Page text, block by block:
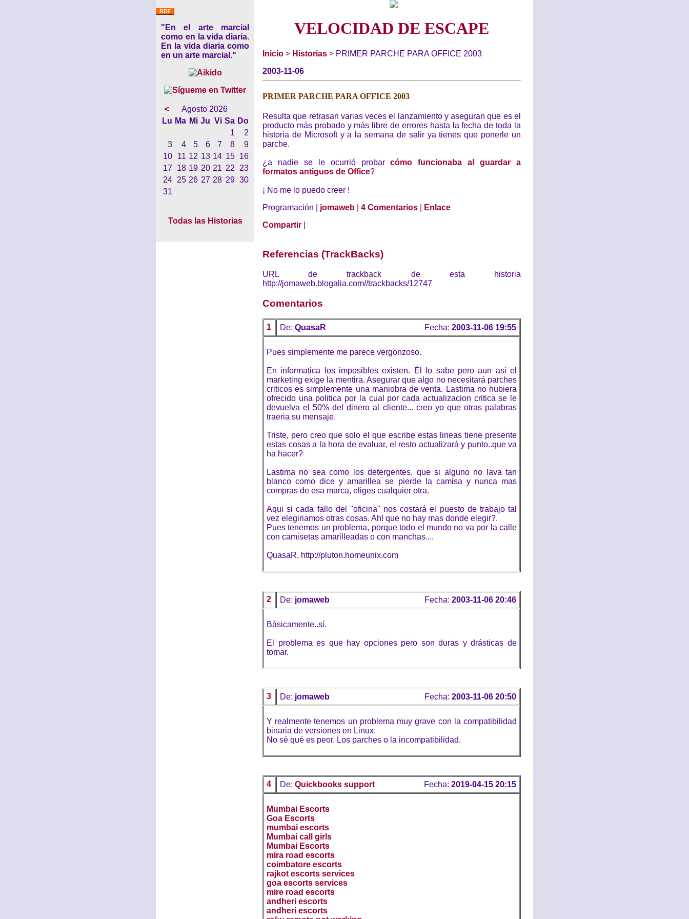
"En el arte marcial
como en la vida diaria.
En la vida diaria como
en un arte marcial."
<
Agosto 2026
Lu Ma Mi Ju Vi Sa Do
1
2
3
4 5 6 7 8
9
10
11 12 13 14 15
16
17
18 19 20 21 22
23
24
25 26 27 28 29 30
31
Todas las Historias
VELOCIDAD DE ESCAPE
Inicio > Historias > PRIMER PARCHE PARA OFFICE 2003
2003-11-06
PRIMER PARCHE PARA OFFICE 2003
Resulta que retrasan varias veces el lanzamiento y aseguran que es el
producto más probado y más libre de errores hasta la fecha de toda la
historia de Microsoft y a la semana de salir ya tienes que ponerle un
parche.
¿a nadie se le ocurrió probarcómo funcionaba al guardar a
formatos antiguos de Office?
¡ No me lo puedo creer !
Programación | jomaweb 4 Comentarios
Enlace
Compartir
Referencias (TrackBacks)
URL de trackback de esta historia
http://jomaweb.blogalia.com//trackbacks/12747
Comentarios
1 De: QuasaR Fecha: 2003-11-06 19:55
Pues simplemente me parece vergonzoso.
En informatica los imposibles existen. Él lo sabe pero aun asi el
marketing exige la mentira. Asegurar que algo no necesitará parches
criticos es simplemente una maniobra de venta. Lastima no hubiera
ofrecido una politica por la cual por cada actualizacion critica se le
devuelva el 50% del dinero al cliente... creo yo que otras palabras
traeria su mensaje.
Triste, pero creo que solo el que escribe estas lineas tiene presente
estas cosas a la hora de evaluar, el resto actualizará y punto..que va
ha hacer?
Lastima no sea como los detergentes, que si alguno no lava tan
blanco como dice y amarillea se pierde la camisa y nunca mas
compras de esa marca, eliges cualquier otra.
Aqui si cada fallo del "oficina" nos costará el puesto de trabajo tal
vez elegiriamos otras cosas. Ah! que no hay mas donde elegir?.
Pues tenemos un problema, porque todo el mundo no va por la calle
con camisetas amarilleadas o con manchas....
QuasaR, http://pluton.homeunix.com
2 De: jomaweb Fecha: 2003-11-06 20:46
Básicamente..sí.
El problema es que hay opciones pero son duras y drásticas de
tomar.
3 De: jomaweb Fecha: 2003-11-06 20:50
Y realmente tenemos un problema muy grave con la compatibilidad
binaria de versiones en Linux.
No sé qué es peor. Los parches o la incompatibilidad.
4 De: Quickbooks support Fecha: 2019-04-15 20:15
Mumbai Escorts
Goa Escorts
mumbai escorts
Mumbai call girls
Mumbai Escorts
mira road escorts
coimbatore escorts
rajkot escorts services
goa escorts services
mire road escorts
andheri escorts
andheri escorts